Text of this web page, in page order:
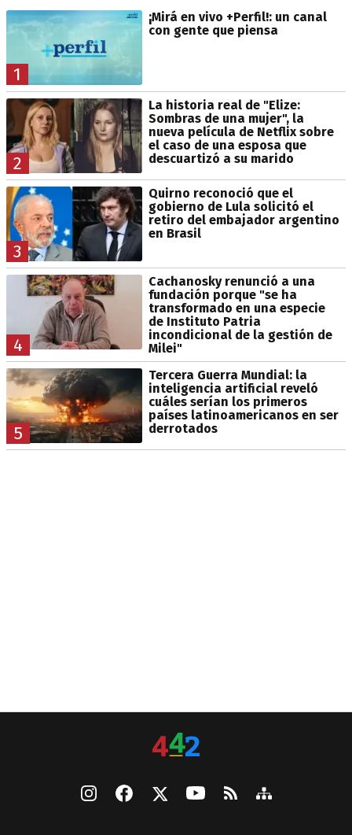
1
¡Mirá en vivo +Perfil!: un canal
con gente que piensa
2
La historia real de "Elize:
Sombras de una mujer", la
nueva película de Netflix sobre
el caso de una esposa que
descuartizó a su marido
3
Quirno reconoció que el
gobierno de Lula solicitó el
retiro del embajador argentino
en Brasil
4
Cachanosky renunció a una
fundación porque "se ha
transformado en una especie
de Instituto Patria
incondicional de la gestión de
Milei"
5
Tercera Guerra Mundial: la
inteligencia artificial reveló
cuáles serían los primeros
países latinoamericanos en ser
derrotados